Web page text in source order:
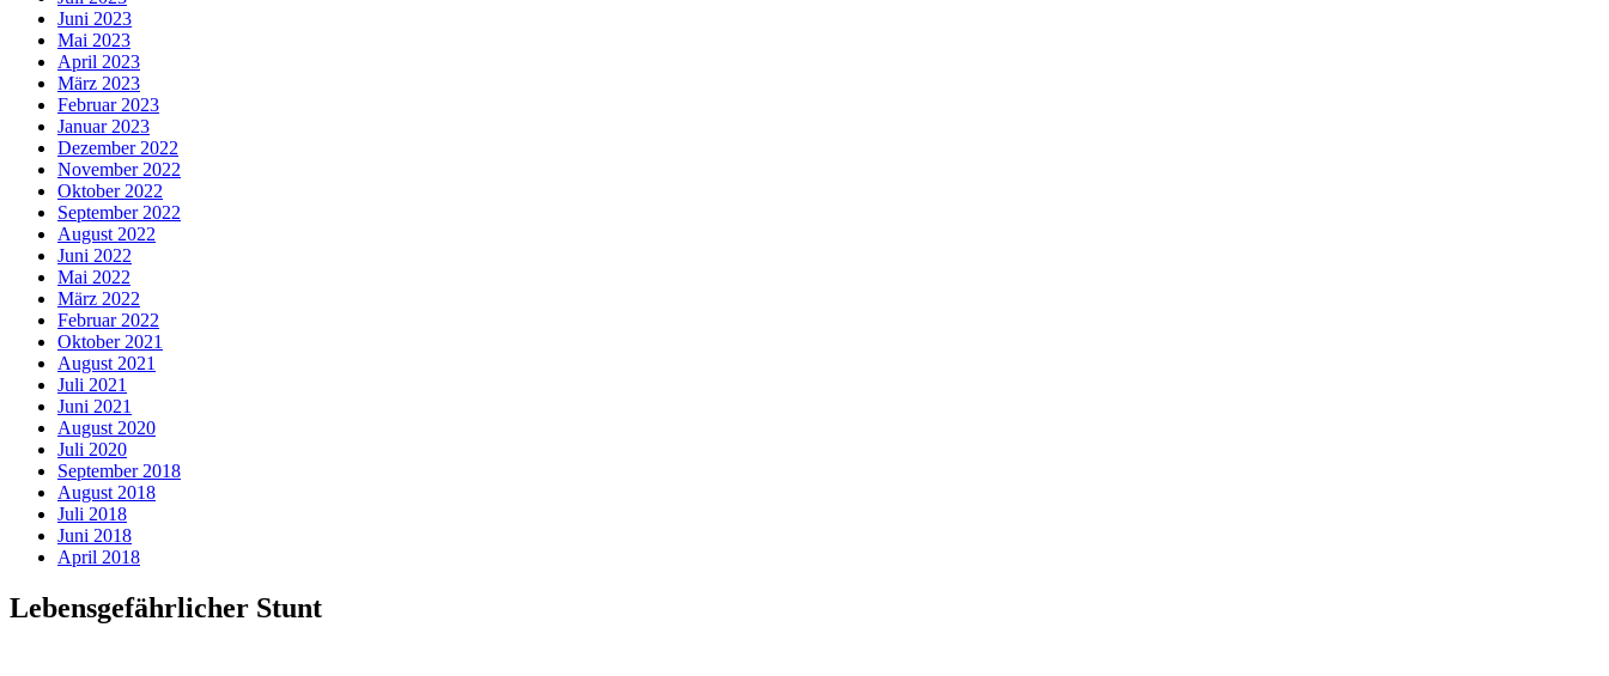
Juni 2023
Mai 2023
April 2023
März 2023
Februar 2023
Januar 2023
Dezember 2022
November 2022
Oktober 2022
September 2022
August 2022
Juni 2022
Mai 2022
März 2022
Februar 2022
Oktober 2021
August 2021
Juli 2021
Juni 2021
August 2020
Juli 2020
September 2018
August 2018
Juli 2018
Juni 2018
April 2018
Lebensgefährlicher Stunt